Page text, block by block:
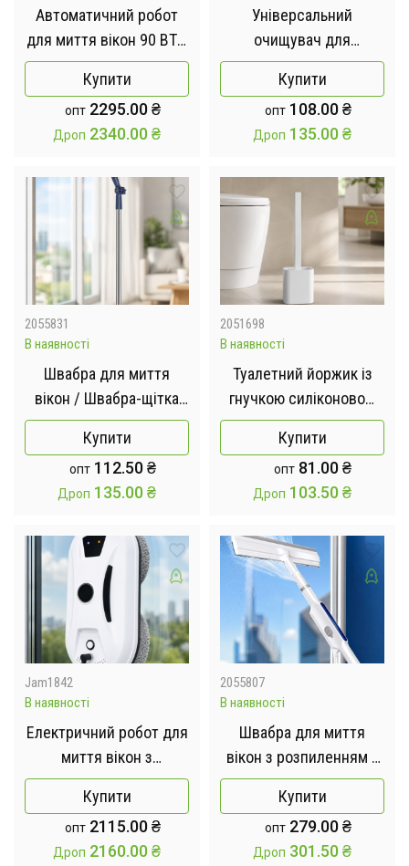
Автоматичний робот
для миття вікон 90 ВТ /
Автономний робот-
мийник вікон /
Електричний робот для
вікон + пульт
Купити
опт 2295.00₴
Дроп 2340.00₴
Універсальний
очищувач для
видалення плям з одягу
AND 5913 / Засоби для
виведення плям
Купити
опт 108.00₴
Дроп 135.00₴
2055831
В наявності
Швабра для миття
вікон / Швабра-щітка
для миття скла
Купити
опт 112.50₴
Дроп 135.00₴
2051698
В наявності
Туалетний йоржик із
гнучкою силіконовою
щіткою / Йоржик для
унітазу
Купити
опт 81.00₴
Дроп 103.50₴
Jam1842
В наявності
Електричний робот для
миття вікон з
дистанційним
керуванням /
Автономний робот-
мийник вікон з
Купити
опт 2115.00₴
Дроп 2160.00₴
2055807
В наявності
Швабра для миття
вікон з розпиленням /
Професійна щітка для
миття віконAND1792
Купити
опт 279.00₴
Дроп 301.50₴